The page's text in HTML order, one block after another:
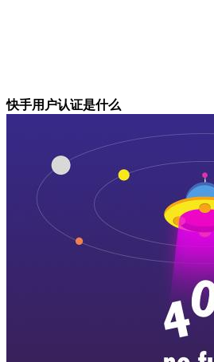
快手用户认证是什么